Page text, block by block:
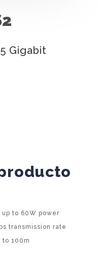
Gigabit
to 60W power
transmission rate
to 100m